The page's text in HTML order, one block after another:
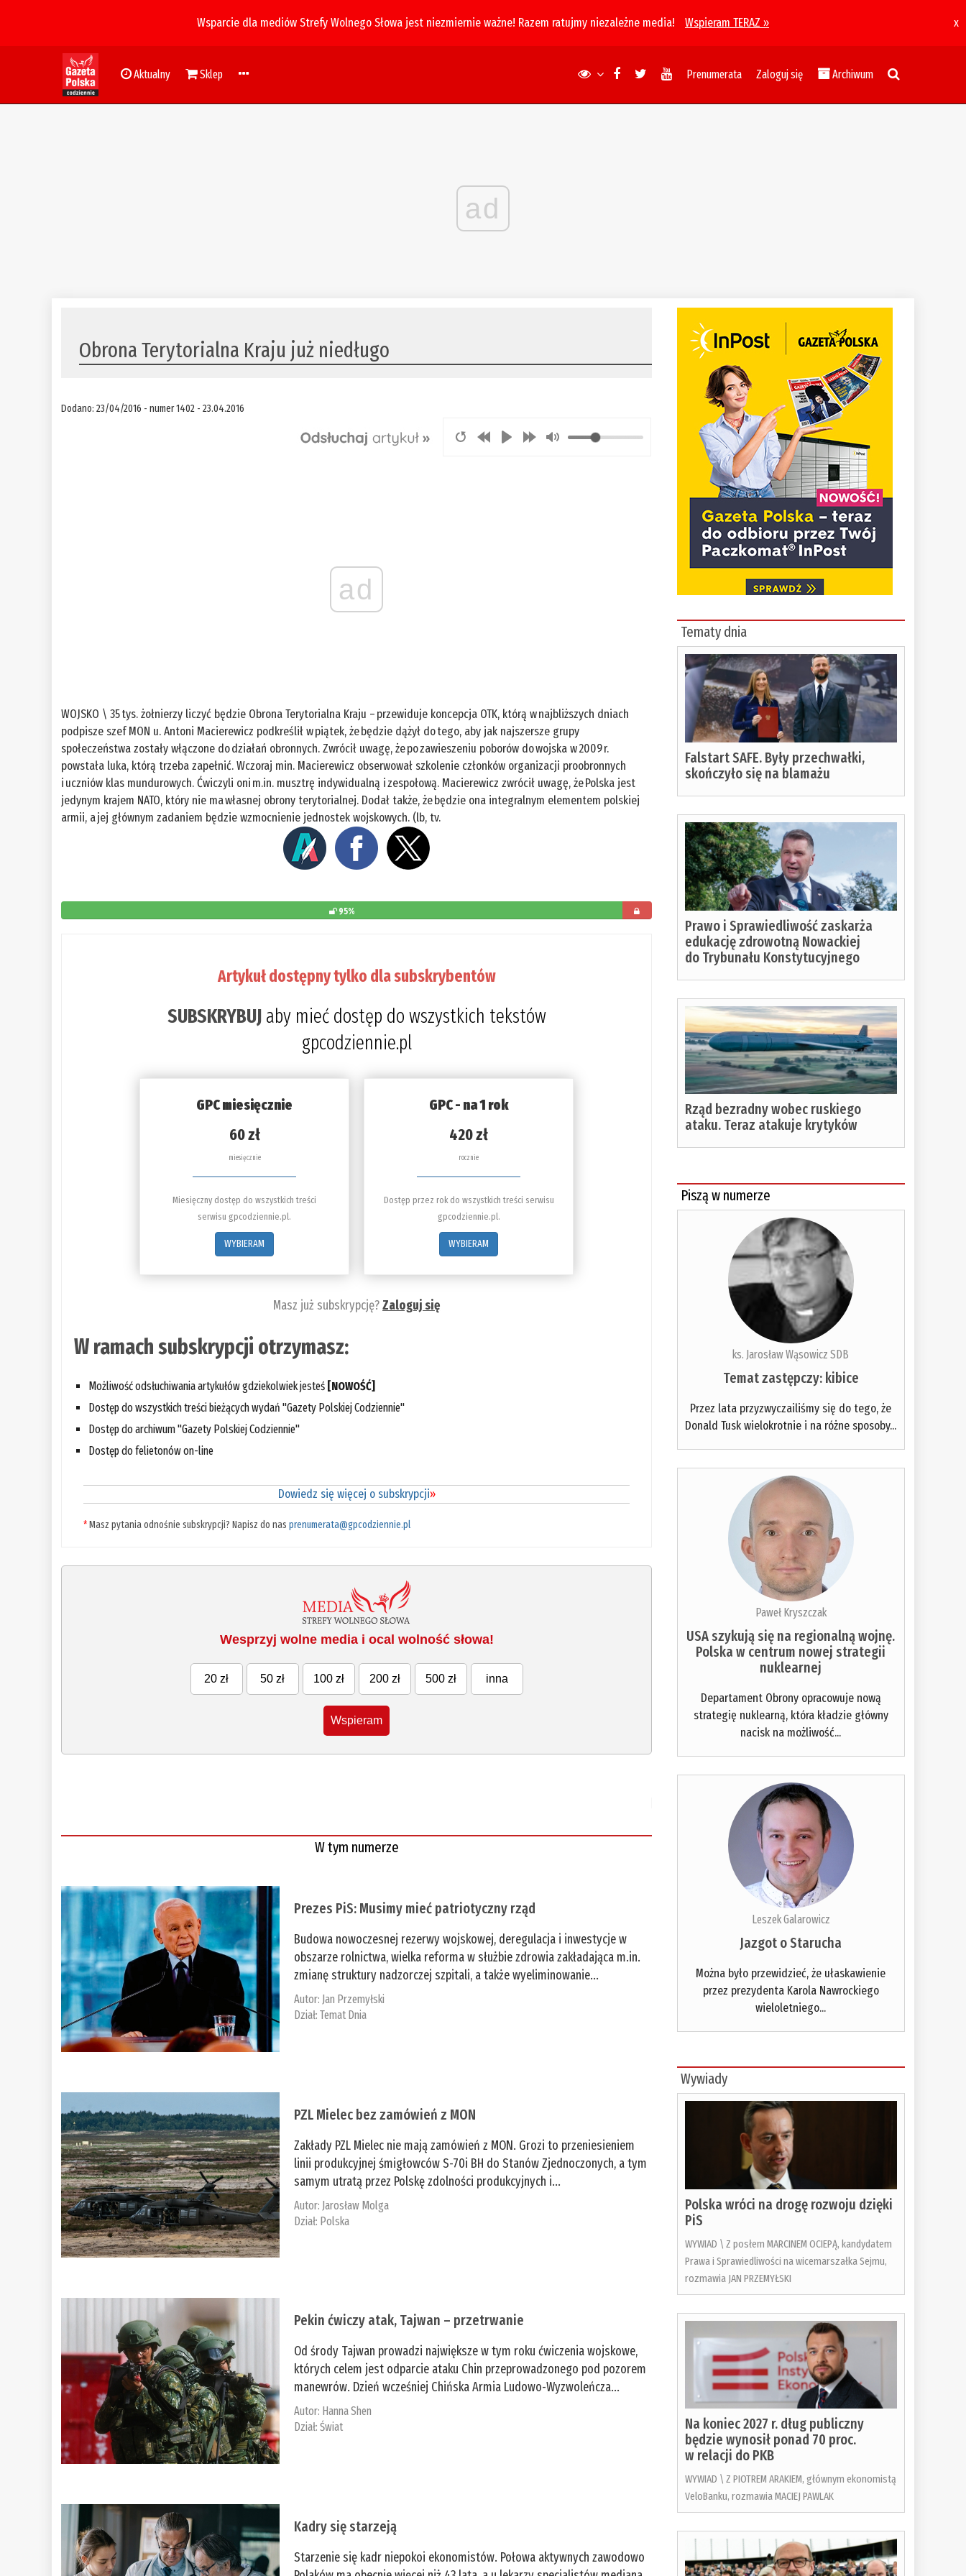
Wsparcie dla mediów Strefy Wolnego Słowa jest niezmiernie ważne! Razem ratujmy niezależne media! Wspieram TERAZ » x
Aktualny Sklep Prenumerata Zaloguj się Archiwum
ad
Obrona Terytorialna Kraju już niedługo
Dodano: 23/04/2016 - numer 1402 - 23.04.2016
ad
WOJSKO \ 35 tys. żołnierzy liczyć będzie Obrona Terytorialna Kraju – przewiduje koncepcja OTK, którą w najbliższych dniach
podpisze szef MON u. Antoni Macierewicz podkreślił w piątek, że będzie dążył do tego, aby jak najszersze grupy
społeczeństwa zostały włączone do działań obronnych. Zwrócił uwagę, że po zawieszeniu poborów do wojska w 2009 r.
powstała luka, którą trzeba zapełnić. Wczoraj min. Macierewicz obserwował szkolenie członków organizacji proobronnych
i uczniów klas mundurowych. Ćwiczyli oni m.in. musztrę indywidualną i zespołową. Macierewicz zwrócił uwagę, że Polska jest
jedynym krajem NATO, który nie ma własnej obrony terytorialnej. Dodał także, że będzie ona integralnym elementem polskiej
armii, a jej głównym zadaniem będzie wzmocnienie jednostek wojskowych. (lb, tv.
95%
Artykuł dostępny tylko dla subskrybentów
SUBSKRYBUJaby mieć dostęp do wszystkich tekstów
gpcodziennie.pl
GPC miesięcznie
60 zł
miesięcznie
Miesięczny dostęp do wszystkich treści
serwisu gpcodziennie.pl.
WYBIERAM
GPC - na 1 rok
420 zł
rocznie
Dostęp przez rok do wszystkich treści serwisu
gpcodziennie.pl.
WYBIERAM
Masz już subskrypcję?Zaloguj się
W ramach subskrypcji otrzymasz:
Możliwość odsłuchiwania artykułów gdziekolwiek jesteś [NOWOŚĆ]
Dostęp do wszystkich treści bieżących wydań "Gazety Polskiej Codziennie"
Dostęp do archiwum "Gazety Polskiej Codziennie"
Dostęp do felietonów on-line
Dowiedz się więcej o subskrypcji»
*Masz pytania odnośnie subskrypcji? Napisz do nasprenumerata@gpcodziennie.pl
Wesprzyj wolne media i ocal wolność słowa!
20 zł 50 zł 100 zł 200 zł 500 zł inna
Wspieram
W tym numerze
Prezes PiS: Musimy mieć patriotyczny rząd
Budowa nowoczesnej rezerwy wojskowej, deregulacja i inwestycje w
obszarze rolnictwa, wielka reforma w służbie zdrowia zakładająca m.in.
zmianę struktury nadzorczej szpitali, a także wyeliminowanie...
Autor: Jan Przemyłski
Dział:Temat Dnia
PZL Mielec bez zamówień z MON
Zakłady PZL Mielec nie mają zamówień z MON. Grozi to przeniesieniem
linii produkcyjnej śmigłowców S-70i BH do Stanów Zjednoczonych, a tym
samym utratą przez Polskę zdolności produkcyjnych i...
Autor: Jarosław Molga
Dział: Polska
Pekin ćwiczy atak, Tajwan – przetrwanie
Od środy Tajwan prowadzi największe w tym roku ćwiczenia wojskowe,
których celem jest odparcie ataku Chin przeprowadzonego pod pozorem
manewrów. Dzień wcześniej Chińska Armia Ludowo-Wyzwoleńcza...
Autor: ­Hanna Shen
Dział:Świat
Kadry się starzeją
Starzenie się kadr niepokoi ekonomistów. Połowa aktywnych zawodowo
Tematy dnia
Falstart SAFE. Były przechwałki,
skończyło się na blamażu
Prawo i Sprawiedliwość zaskarża
edukację zdrowotną Nowackiej
do Trybunału Konstytucyjnego
Rząd bezradny wobec ruskiego
ataku. Teraz atakuje krytyków
Piszą w numerze
ks. Jarosław Wąsowicz SDB
Temat zastępczy: kibice
Przez lata przyzwyczailiśmy się do tego, że
Donald Tusk wielokrotnie i na różne sposoby...
Paweł Kryszczak
USA szykują się na regionalną wojnę.
Polska w centrum nowej strategii
nuklearnej
Departament Obrony opracowuje nową
strategię nuklearną, która kładzie główny
nacisk na możliwość...
Leszek Galarowicz
Jazgot o Starucha
Można było przewidzieć, że ułaskawienie
przez prezydenta Karola Nawrockiego
wieloletniego...
Wywiady
Polska wróci na drogę rozwoju dzięki
PiS
WYWIAD \ Z posłem MARCINEM OCIEPĄ, kandydatem
Prawa i Sprawiedliwości na wicemarszałka Sejmu,
rozmawia JAN PRZEMYŁSKI
Na koniec 2027 r. dług publiczny
będzie wynosił ponad 70 proc.
w relacji do PKB
WYWIAD \ Z PIOTREM ARAKIEM, głównym ekonomistą
VeloBanku, rozmawia MACIEJ PAWLAK